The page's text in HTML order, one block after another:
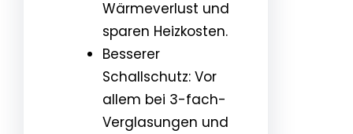
Wärmeverlust und
sparen Heizkosten.
Besserer
Schallschutz: Vor
allem bei 3-fach-
Verglasungen und